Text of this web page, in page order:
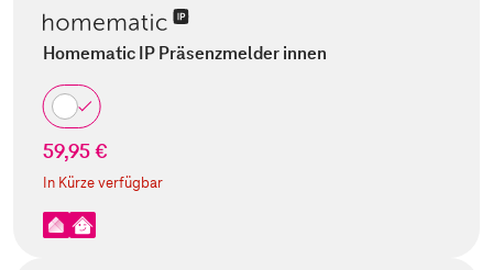
Homematic IP Präsenzmelder innen
59,95 €
In Kürze verfügbar